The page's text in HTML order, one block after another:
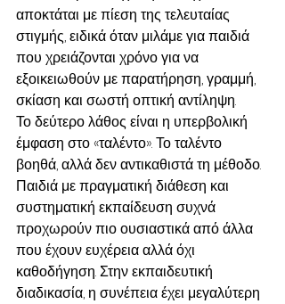
αποκτάται με πίεση της τελευταίας
στιγμής, ειδικά όταν μιλάμε για παιδιά
που χρειάζονται χρόνο για να
εξοικειωθούν με παρατήρηση, γραμμή,
σκίαση και σωστή οπτική αντίληψη.
Το δεύτερο λάθος είναι η υπερβολική
έμφαση στο «ταλέντο». Το ταλέντο
βοηθά, αλλά δεν αντικαθιστά τη μέθοδο.
Παιδιά με πραγματική διάθεση και
συστηματική εκπαίδευση συχνά
προχωρούν πιο ουσιαστικά από άλλα
που έχουν ευχέρεια αλλά όχι
καθοδήγηση. Στην εκπαιδευτική
διαδικασία, η συνέπεια έχει μεγαλύτερη